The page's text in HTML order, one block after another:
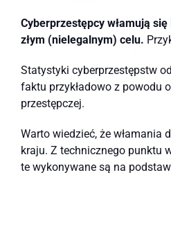
Cyberprzestępcy włamują
złym (nielegalnym) celu.
Statystyki cyberprzestępstw
faktu przykładowo z powodu
przestępczej.
Warto wiedzieć, że
kraju. Z technicznego punktu
te wykonywane są na